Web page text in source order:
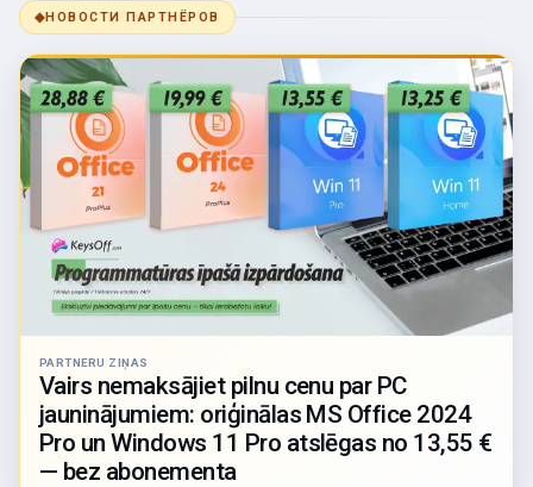
◆НОВОСТИ ПАРТНЁРОВ
PARTNERU ZIŅAS
Vairs nemaksājiet pilnu cenu par PC
jauninājumiem: oriģinālas MS Office 2024
Pro un Windows 11 Pro atslēgas no 13,55 €
— bez abonementa